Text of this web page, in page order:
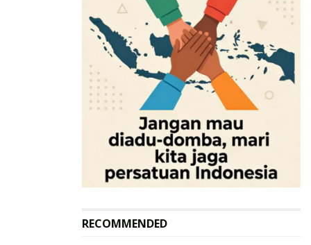
Balongan dan Kilang Kasim.
PT Kilang Pertamina Internasional (KPI)
RECOMMENDED